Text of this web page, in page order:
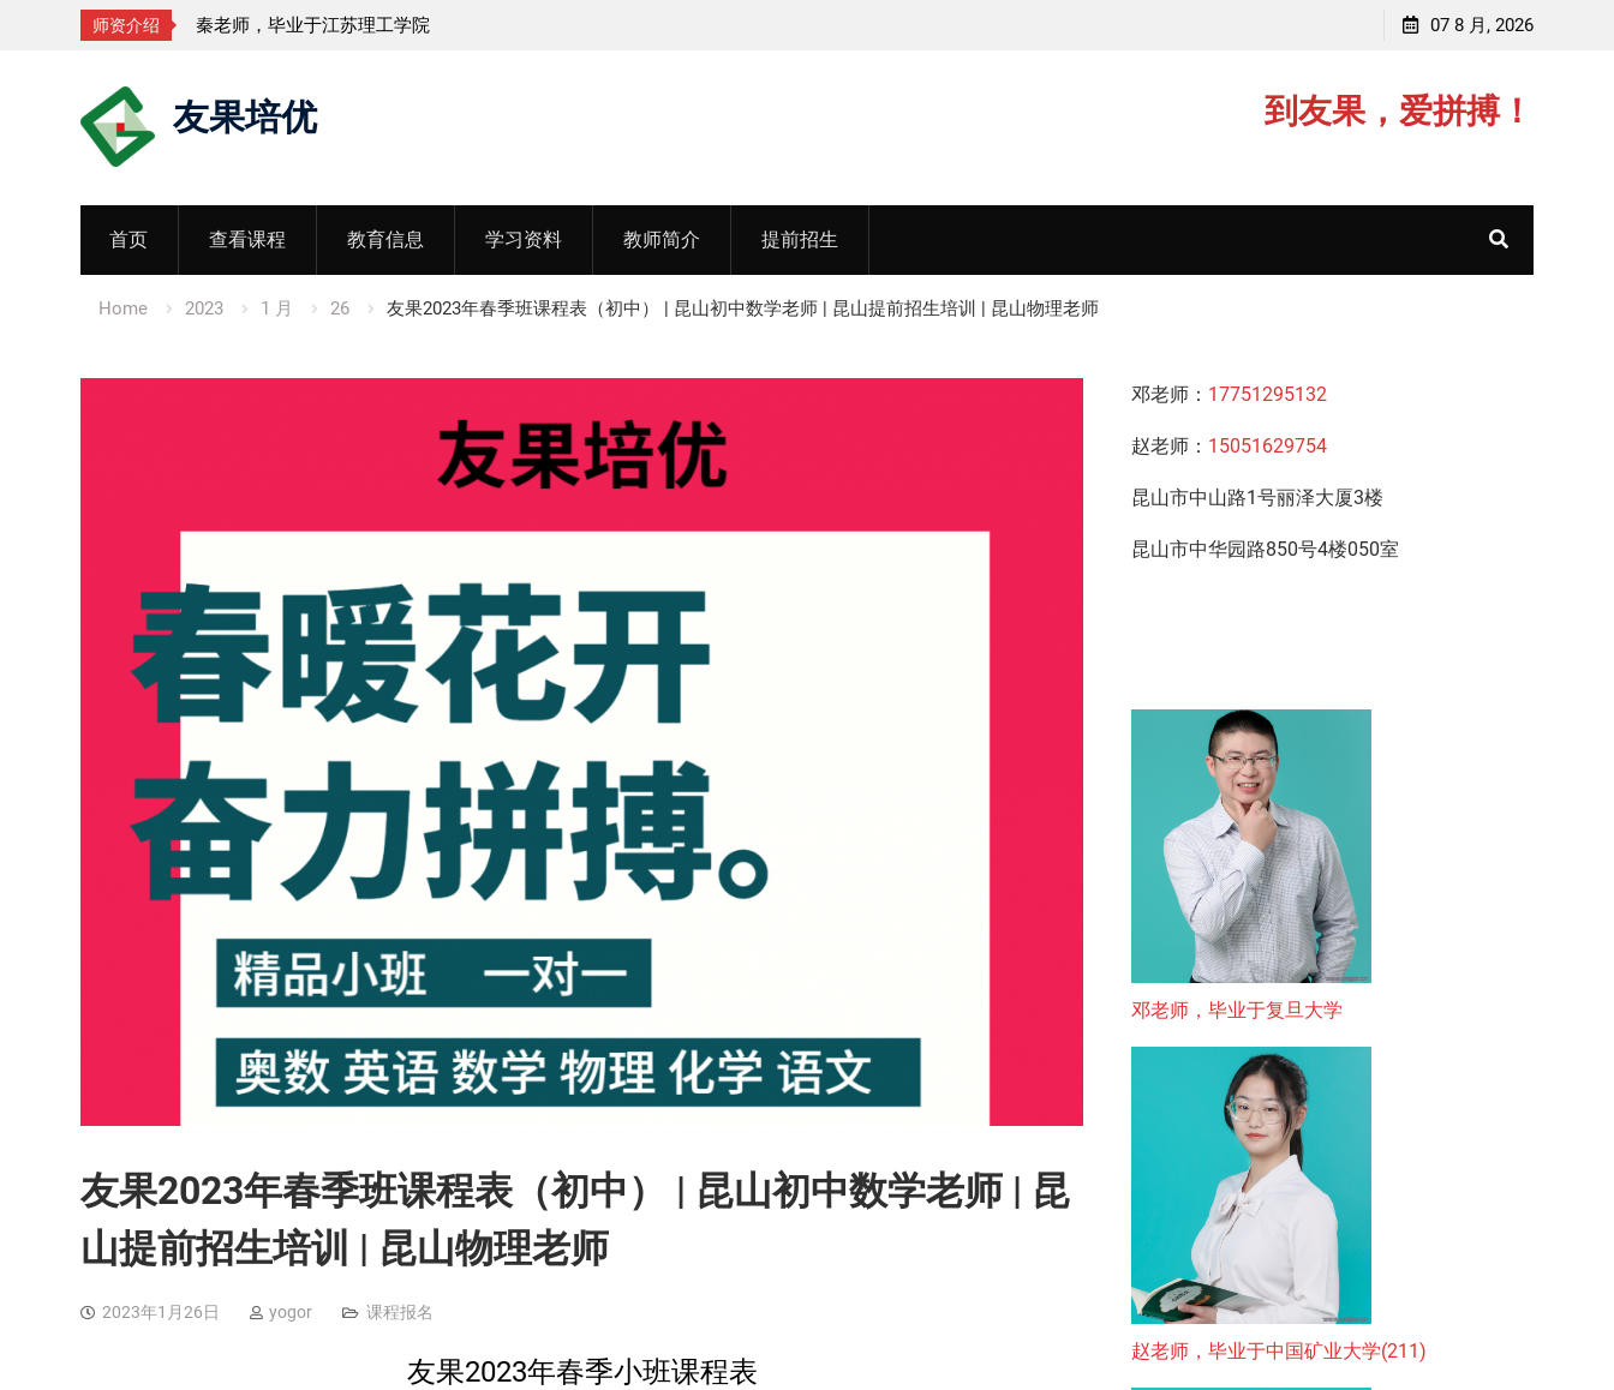
师资介绍
秦老师，毕业于江苏理工学院 赵老师，毕业
07 8 月, 2026
友果培优 到友果，爱拼搏！
首页 查看课程 教育信息 学习资料 教师简介 提前招生
Home 2023 1 月 26 友果2023年春季班课程表（初中） | 昆山初中数学老师 | 昆山提前招生培训 | 昆山物理老师
友果2023年春季班课程表（初中） | 昆山初中数学老师 | 昆
山提前招生培训 | 昆山物理老师
2023年1月26日 yogor 课程报名
友果2023年春季小班课程表
邓老师： 17751295132
赵老师： 15051629754
昆山市中山路1号丽泽大厦3楼
昆山市中华园路850号4楼050室
邓老师，毕业于复旦大学
赵老师，毕业于中国矿业大学(211)